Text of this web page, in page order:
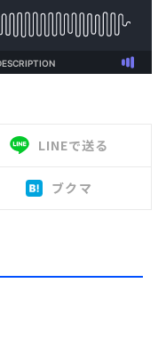
LINEで送る
ブクマ